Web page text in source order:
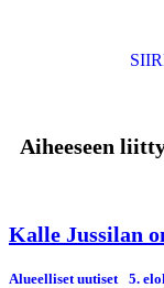
Aiheeseen
Kalle Jussilan
Alueelliset uutiset 5.